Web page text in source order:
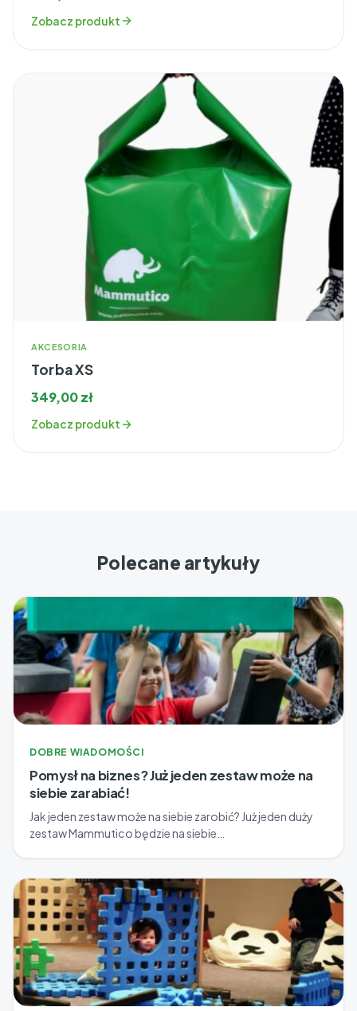
Zobacz produkt
AKCESORIA
Torba XS
349,00zł
Zobacz produkt
Polecane artykuły
DOBRE WIADOMOŚCI
Pomysł na biznes? Już jeden zestaw może na
siebie zarabiać!
Jak jeden zestaw może na siebie zarobić? Już jeden duży
zestaw Mammutico będzie na siebie…